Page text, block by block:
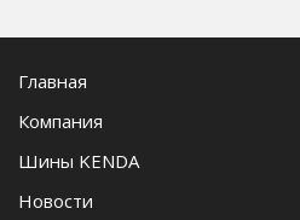
Главная
Компания
Шины KENDA
Новости